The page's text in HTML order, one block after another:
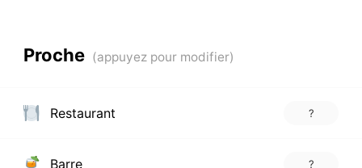
Proche
Restaurant ?
Barre ?